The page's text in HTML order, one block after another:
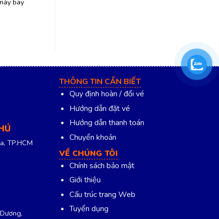
TP.HCM
THÔNG TIN CẦN BIẾT
Quy định hoàn / đổi vé
Hướng dẫn đặt vé
Hướng dẫn thanh toán
Chuyển khoản
VỀ CHÚNG TÔI
Chính sách bảo mật
Giới thiệu
Cấu trúc trang Web
Tuyển dụng